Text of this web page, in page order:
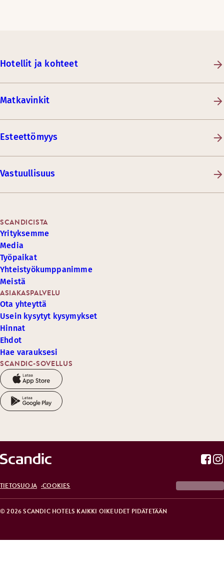
Hotellit ja kohteet
Matkavinkit
Esteettömyys
Vastuullisuus
SCANDIC-SOVELLUS
ASIAKASPALVELU
Ota yhteyttä
Usein kysytyt kysymykset
Hinnat
Ehdot
Hae varauksesi
SCANDICISTA
Yrityksemme
Media
Työpaikat
Yhteistyökumppanimme
Meistä
© 2026 SCANDIC HOTELS KAIKKI OIKEUDET PIDÄTETÄÄN
TIETOSUOJA COOKIES